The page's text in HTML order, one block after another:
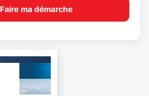
Faire ma démarche
2019